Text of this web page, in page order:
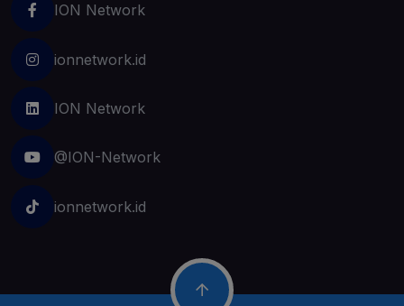
ION Network
ionnetwork.id
ION Network
@ION-Network
ionnetwork.id